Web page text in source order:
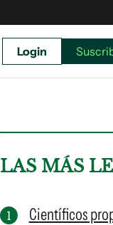
Login
LAS MÁS
Científicos